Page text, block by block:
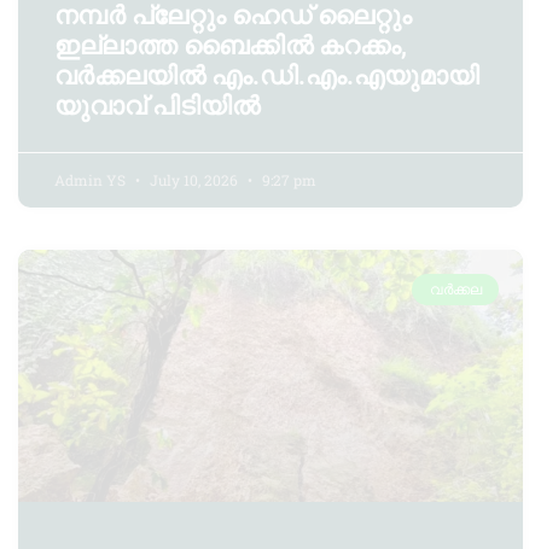
നമ്പർ പ്ലേറ്റും ഹെഡ് ലൈറ്റും
ഇല്ലാത്ത ബൈക്കിൽ കറക്കം,
വർക്കലയിൽ എം.ഡി.എം.എയുമായി
യുവാവ് പിടിയിൽ
Admin YS July 10, 2026 9:27 pm
വർക്കല